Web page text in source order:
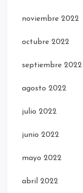
noviembre 2022
octubre 2022
septiembre 2022
agosto 2022
julio 2022
junio 2022
mayo 2022
abril 2022